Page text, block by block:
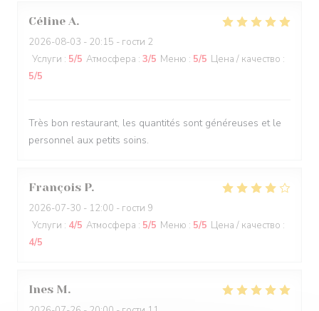
Céline A
2026-08-03 - 20:15 - гости 2
Услуги : 5/5 Атмосфера : 3/5 Меню : 5/5 Цена / качество :
5/5
Très bon restaurant, les quantités sont généreuses et le
personnel aux petits soins.
François P
2026-07-30 - 12:00 - гости 9
Услуги : 4/5 Атмосфера : 5/5 Меню : 5/5 Цена / качество :
4/5
Ines M